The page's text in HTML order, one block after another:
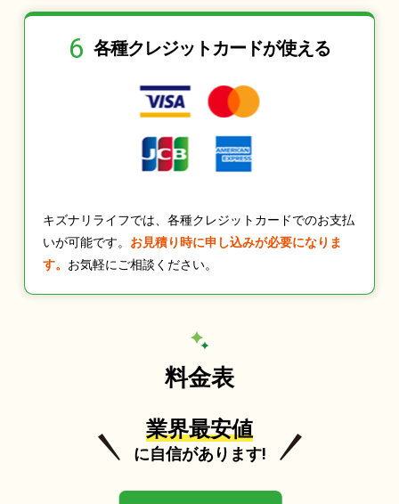
6 各種クレジットカードが使える
キズナリライフでは、各種クレジットカードでのお支払
いが可能です。 お見積り時に申し込みが必要になりま
す。 お気軽にご相談ください。
料金表
業界最安値
に自信があります!